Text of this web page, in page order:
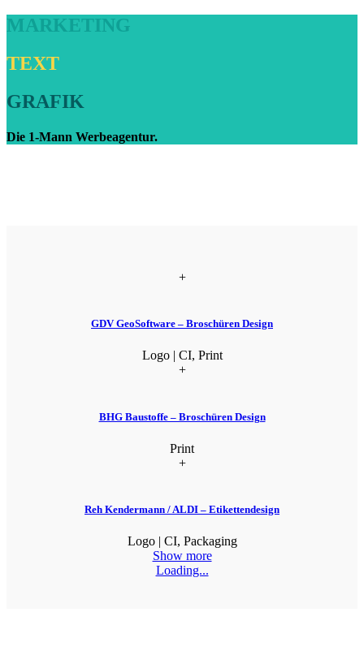
MARKETING
TEXT
GRAFIK
Die 1-Mann Werbeagentur.
+
GDV GeoSoftware – Broschüren Design
Logo | CI, Print
+
BHG Baustoffe – Broschüren Design
Print
+
Reh Kendermann / ALDI – Etikettendesign
Logo | CI, Packaging
Show more
Loading...